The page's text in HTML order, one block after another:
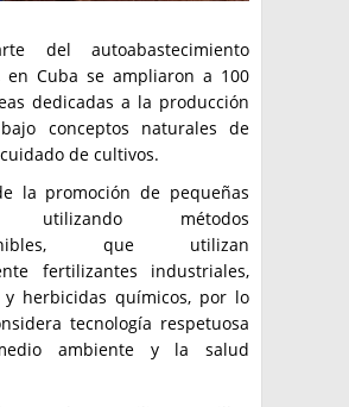
BUSCAR
del autoabastecimiento
en Cuba se ampliaron a 100
dedicadas a la producción
conceptos naturales de
de cultivos.
la promoción de pequeñas
utilizando métodos
que utilizan
fertilizantes industriales,
y herbicidas químicos, por lo
tecnología respetuosa
ambiente y la salud